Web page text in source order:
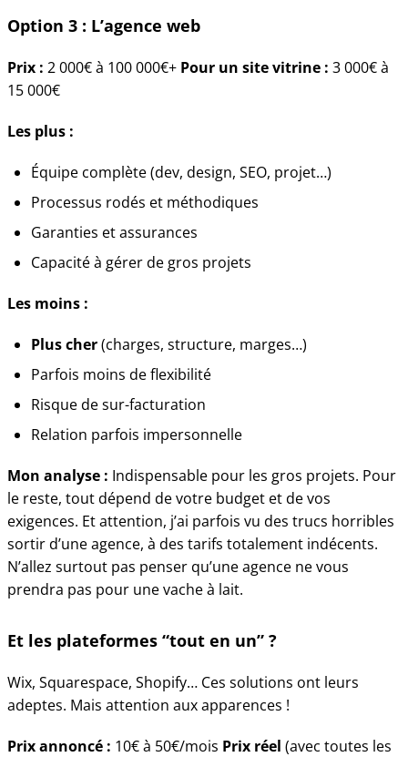
Option 3 : L’agence web
Prix : 2 000€ à 100 000€+ Pour un site vitrine : 3 000€ à
15 000€
Les plus :
Équipe complète (dev, design, SEO, projet…)
Processus rodés et méthodiques
Garanties et assurances
Capacité à gérer de gros projets
Les moins :
Plus cher(charges, structure, marges…)
Parfois moins de flexibilité
Risque de sur-facturation
Relation parfois impersonnelle
Mon analyse : Indispensable pour les gros projets. Pour
le reste, tout dépend de votre budget et de vos
exigences. Et attention, j’ai parfois vu des trucs horribles
sortir d’une agence, à des tarifs totalement indécents.
N’allez surtout pas penser qu’une agence ne vous
prendra pas pour une vache à lait.
Et les plateformes “tout en un” ?
Wix, Squarespace, Shopify… Ces solutions ont leurs
adeptes. Mais attention aux apparences !
Prix annoncé : 10€ à 50€/mois Prix réel (avec toutes les